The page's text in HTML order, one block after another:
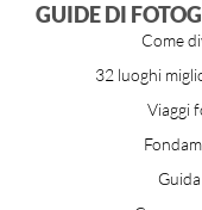
GUIDE DI
Come
32 luoghi
Viaggi